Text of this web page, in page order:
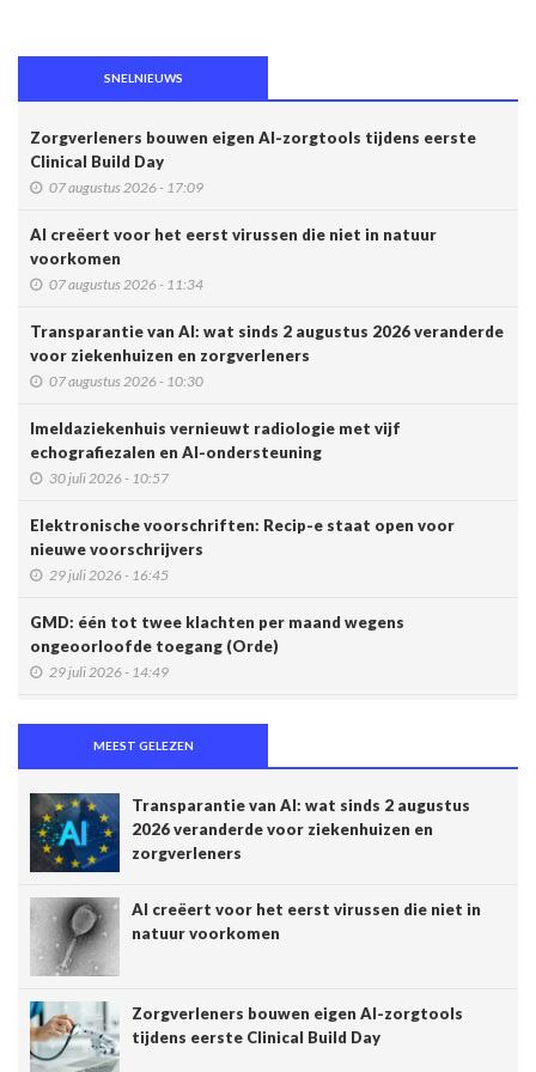
SNELNIEUWS
Zorgverleners bouwen eigen AI-zorgtools tijdens eerste
Clinical Build Day
07 augustus 2026 - 17:09
AI creëert voor het eerst virussen die niet in natuur
voorkomen
07 augustus 2026 - 11:34
Transparantie van AI: wat sinds 2 augustus 2026 veranderde
voor ziekenhuizen en zorgverleners
07 augustus 2026 - 10:30
Imeldaziekenhuis vernieuwt radiologie met vijf
echografiezalen en AI-ondersteuning
30 juli 2026 - 10:57
Elektronische voorschriften: Recip-e staat open voor
nieuwe voorschrijvers
29 juli 2026 - 16:45
GMD: één tot twee klachten per maand wegens
ongeoorloofde toegang (Orde)
29 juli 2026 - 14:49
Belgische connected box vereenvoudigt werk van
zorgverleners
15 juli 2026 - 11:24
Een op de vijf Amerikaanse jongeren maakt gebruik van een
chatbot voor zijn of haar geestelijke gezondheid
14 juli 2026 - 17:29
Alzheimer: een score voorspelt dementie tien jaar vóór het
optreden van symptomen
14 juli 2026 - 11:14
AI en klinische proeven: een pleidooi voor meer
transparantie
14 juli 2026 - 11:06
MEEST GELEZEN
Transparantie van AI: wat sinds 2 augustus
2026 veranderde voor ziekenhuizen en
zorgverleners
AI creëert voor het eerst virussen die niet in
natuur voorkomen
Zorgverleners bouwen eigen AI-zorgtools
tijdens eerste Clinical Build Day